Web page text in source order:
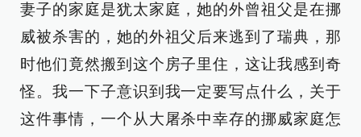
妻子的家庭是犹太家庭，她的外曾祖父是在挪
威被杀害的，她的外祖父后来逃到了瑞典，那
时他们竟然搬到这个房子里住，这让我感到奇
怪。我一下子意识到我一定要写点什么，关于
这件事情，一个从大屠杀中幸存的挪威家庭怎